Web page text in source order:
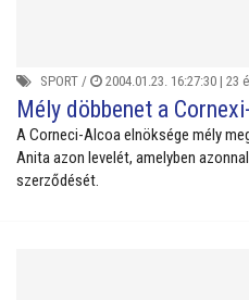
SPORT / 2004.01.23. 16:27:30 | 23
Mély döbbenet a
A Corneci-Alcoa elnöksége mély
Anita azon levelét, amelyben
szerződését.